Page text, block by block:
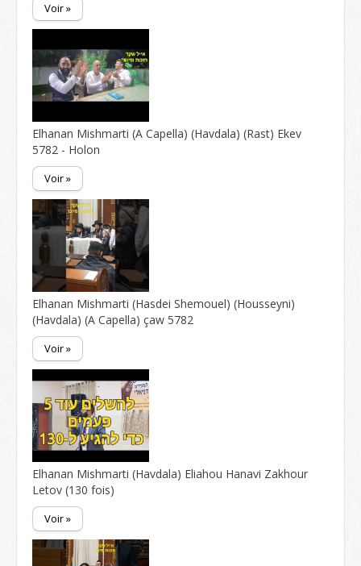
Voir »
Elhanan Mishmarti (A Capella) (Havdala) (Rast) Ekev
5782 - Holon
Voir »
Elhanan Mishmarti (Hasdei Shemouel) (Housseyni)
(Havdala) (A Capella) çaw 5782
Voir »
Elhanan Mishmarti (Havdala) Eliahou Hanavi Zakhour
Letov (130 fois)
Voir »